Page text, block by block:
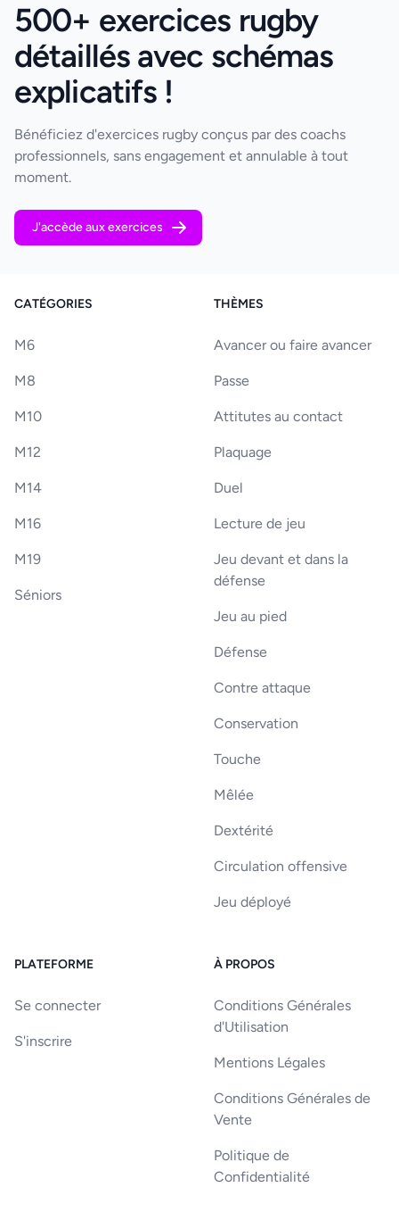
500+ exercices rugby
détaillés avec schémas
explicatifs !
Bénéficiez d'exercices rugby conçus par des coachs
professionnels, sans engagement et annulable à tout
moment.
J'accède aux exercices
CATÉGORIES
M6
M8
M10
M12
M14
M16
M19
Séniors
THÈMES
Avancer ou faire avancer
Passe
Attitutes au contact
Plaquage
Duel
Lecture de jeu
Jeu devant et dans la
défense
Jeu au pied
Défense
Contre attaque
Conservation
Touche
Mêlée
Dextérité
Circulation offensive
Jeu déployé
PLATEFORME
Se connecter
S'inscrire
À PROPOS
Conditions Générales
d'Utilisation
Mentions Légales
Conditions Générales de
Vente
Politique de
Confidentialité